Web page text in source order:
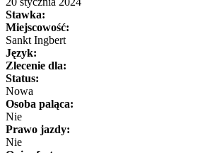
Stawka:
Miejscowość:
Sankt Ingbert
Język:
Zlecenie dla:
Status:
Nowa
Osoba paląca:
Nie
Prawo jazdy:
Nie